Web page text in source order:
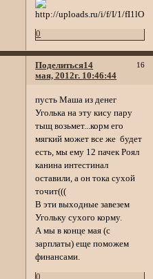
0
Поделиться 16
14
мая, 2012г. 10:46:44
пусть Маша из денег
Уголька на эту кису пару
тыщ возьмет...корм его
мягкий может все же будет
есть, мы ему 12 пачек Роял
канина интестинал
оставили, а он тока сухой
точит(((
В эти выходные завезем
Угольку сухого корму.
А мы в конце мая (с
зарплаты) еще поможем
финансами.
0